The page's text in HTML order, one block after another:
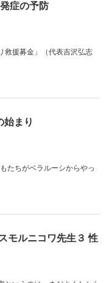
症の予防
救援募金」（代表吉沢弘志
始まり
たちがベラルーシからやっ
モルニコワ先生３ 性